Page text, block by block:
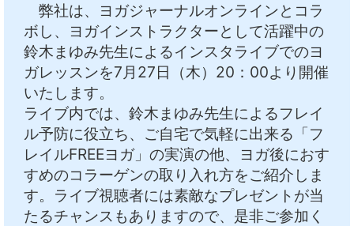
弊社は、ヨガジャーナルオンラインとコラ
ボし、ヨガインストラクターとして活躍中の
鈴木まゆみ先生によるインスタライブでのヨ
ガレッスンを7月27日（木）20：00より開催
いたします。
ライブ内では、鈴木まゆみ先生によるフレイ
ル予防に役立ち、ご自宅で気軽に出来る「フ
レイルFREEヨガ」の実演の他、ヨガ後におす
すめのコラーゲンの取り入れ方をご紹介しま
す。ライブ視聴者には素敵なプレゼントが当
たるチャンスもありますので、是非ご参加く